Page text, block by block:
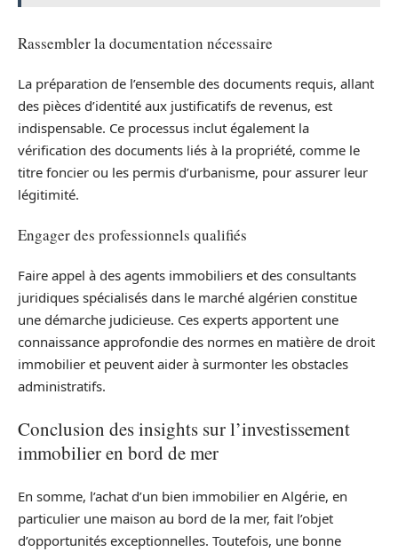
Rassembler la documentation nécessaire
La préparation de l’ensemble des documents requis, allant
des pièces d’identité aux justificatifs de revenus, est
indispensable. Ce processus inclut également la
vérification des documents liés à la propriété, comme le
titre foncier ou les permis d’urbanisme, pour assurer leur
légitimité.
Engager des professionnels qualifiés
Faire appel à des agents immobiliers et des consultants
juridiques spécialisés dans le marché algérien constitue
une démarche judicieuse. Ces experts apportent une
connaissance approfondie des normes en matière de droit
immobilier et peuvent aider à surmonter les obstacles
administratifs.
Conclusion des insights sur l’investissement
immobilier en bord de mer
En somme, l’achat d’un bien immobilier en Algérie, en
particulier une maison au bord de la mer, fait l’objet
d’opportunités exceptionnelles. Toutefois, une bonne